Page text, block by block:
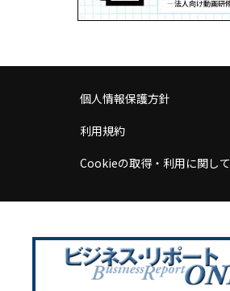
個人情報保護方針
利用規約
Cookieの取得・利用に関して